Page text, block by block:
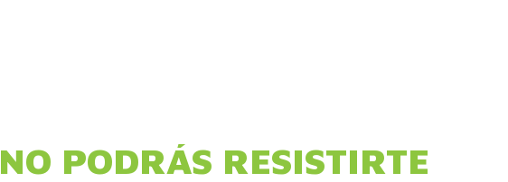
NO PODRÁS RESISTIRTE